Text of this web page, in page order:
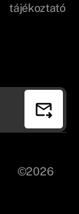
tájékoztató
©2026